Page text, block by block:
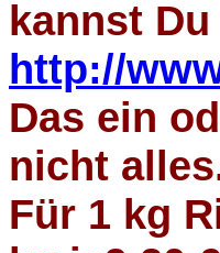
kannst
http://
Das ein
nicht
Für 1 kg